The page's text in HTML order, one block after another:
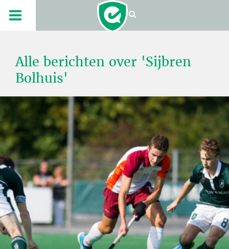
Alle berichten over 'Sijbren
Bolhuis'